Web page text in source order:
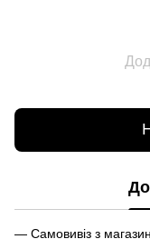
— Самовивіз з